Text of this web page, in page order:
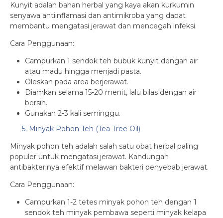
Kunyit adalah bahan herbal yang kaya akan kurkumin
senyawa antiinflamasi dan antimikroba yang dapat
membantu mengatasi jerawat dan mencegah infeksi.
Cara Penggunaan:
Campurkan 1 sendok teh bubuk kunyit dengan air
atau madu hingga menjadi pasta.
Oleskan pada area berjerawat.
Diamkan selama 15-20 menit, lalu bilas dengan air
bersih.
Gunakan 2-3 kali seminggu.
5. Minyak Pohon Teh (Tea Tree Oil)
Minyak pohon teh adalah salah satu obat herbal paling
populer untuk mengatasi jerawat. Kandungan
antibakterinya efektif melawan bakteri penyebab jerawat.
Cara Penggunaan:
Campurkan 1-2 tetes minyak pohon teh dengan 1
sendok teh minyak pembawa seperti minyak kelapa